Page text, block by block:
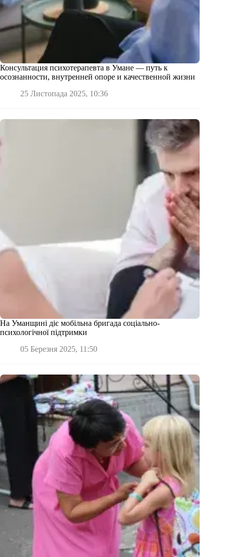
Консультация психотерапевта в Умане — путь к
осознанности, внутренней опоре и качественной жизни
25 Листопада 2025, 10:36
На Уманщині діє мобільна бригада соціально-
психологічної підтримки
05 Березня 2025, 11:50